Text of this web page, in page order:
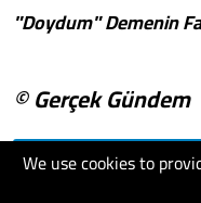
We use cookies to
"Doydum" Demenin
© Gerçek Gündem